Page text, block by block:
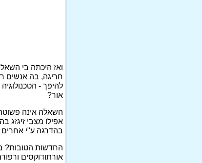
חריגה, בה אנשים
להיפך -
אור?
השאלה אינה
אפילו מצבי
בהדרגה ע"י אחרים
החדשות הטובות?
אורתודוקסים